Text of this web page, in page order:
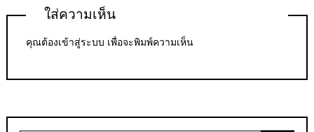
ใส่ความเห็น
คุณต้องเข้าสู่ระบบ เพื่อจะพิมพ์ความเห็น